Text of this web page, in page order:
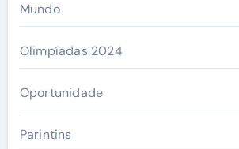
Mundo
Olimpíadas 2024
Oportunidade
Parintins